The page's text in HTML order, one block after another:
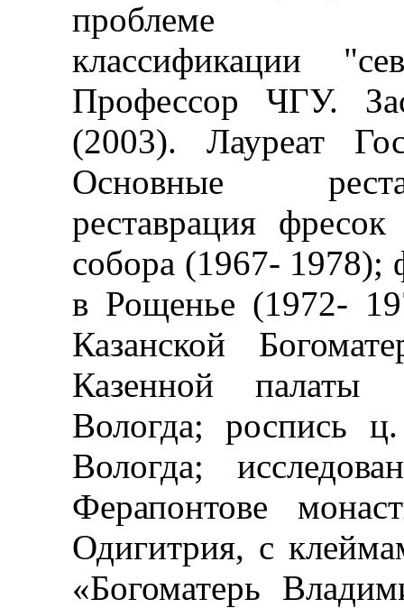
проблеме
классификации
Профессор ЧГУ.
(2003). Лауреат
Основные
реставрация
собора (1967- 1978);
в Рощенье (1972-
Казанской
Казенной палаты
Вологда; роспись
Вологда;
Ферапонтове
Одигитрия, с
«Богоматерь